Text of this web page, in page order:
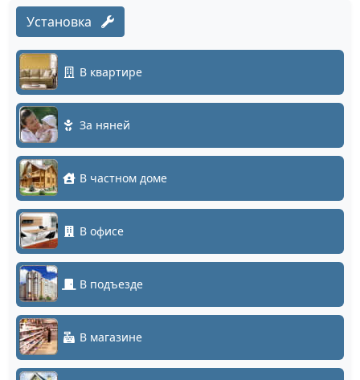
Установка
В квартире
За няней
В частном доме
В офисе
В подъезде
В магазине